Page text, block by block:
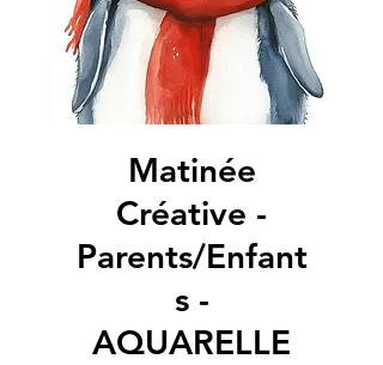
Matinée
Créative -
Parents/Enfant
s -
AQUARELLE